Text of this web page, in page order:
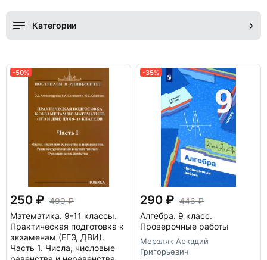
Категории
-50%
250
499
Математика. 9-11 классы.
Практическая подготовка к
экзаменам (ЕГЭ, ДВИ).
Часть 1. Числа, числовые
-35%
290
446
Алгебра. 9 класс.
Проверочные работы
Мерзляк Аркадий
Григорьевич